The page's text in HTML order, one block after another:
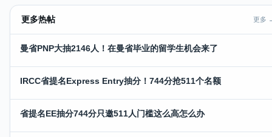
更多热帖 更多
曼省PNP大抽2146人！在曼省毕业的留学生机会来了
IRCC省提名Express Entry抽分！744分抢511个名额
省提名EE抽分744分只邀511人门槛这么高怎么办